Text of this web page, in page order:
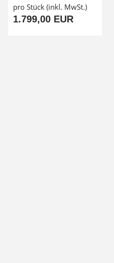
pro Stück (inkl. MwSt.)
1.799,00 EUR